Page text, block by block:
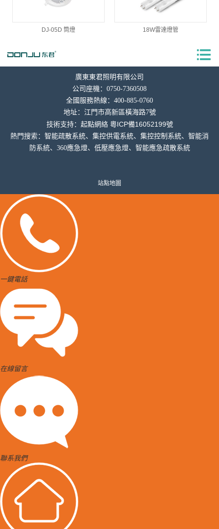
DJ-05D 筒燈 18W雷達燈管
廣東東君照明有限公司
公司座機：0750-7360508
全國服務熱線：400-885-0760
地址： 江門市高新區橫海路7號
技術支持： 起點網絡 粵ICP備16052199號
熱門搜索：智能疏散系統、集控供電系統、集控控制系統、智能消
防系統、360應急燈、低壓應急燈、智能應急疏散系統
站點地圖
一鍵電話
在線留言
聯系我們